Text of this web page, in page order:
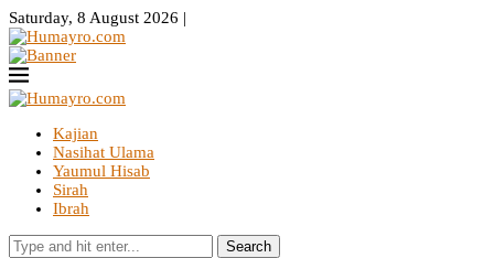
Saturday, 8 August 2026 |
Kajian
Nasihat Ulama
Yaumul Hisab
Sirah
Ibrah
Search